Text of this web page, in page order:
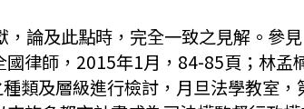
論及此點時，完全一致之見解。
律師，2015年1月，84-85頁；林
類及層級進行檢討，月旦法學教室